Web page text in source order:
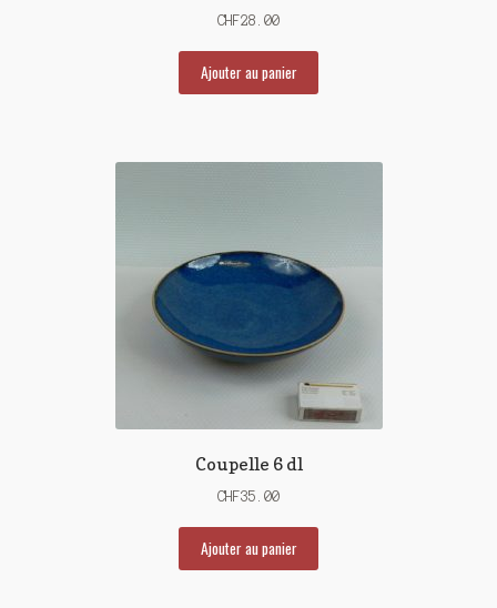
CHF28.00
Ajouter au panier
Coupelle 6 dl
CHF35.00
Ajouter au panier